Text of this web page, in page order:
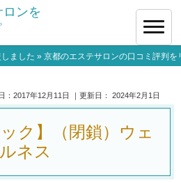
ンを
ました » 京都のエステサロンの口コミ評判を
： 2017年12月11日 ｜更新日： 2024年2月1日
ク】（閉鎖）ウェ
ルネス